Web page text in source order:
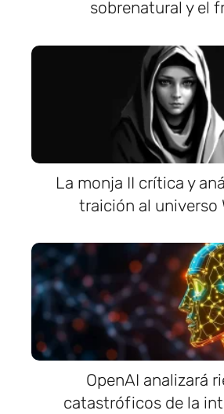
sobrenatural y el
La monja II crítica y
traición al universo
OpenAI analizará
catastróficos de la